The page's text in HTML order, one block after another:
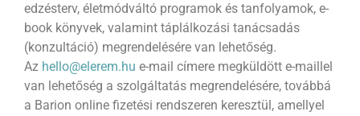
edzésterv, életmódváltó programok és tanfolyamok, e-
book könyvek, valamint táplálkozási tanácsadás
(konzultáció) megrendelésére van lehetőség.
Az hello@elerem.hu e-mail címere megküldött e-maillel
van lehetőség a szolgáltatás megrendelésére, továbbá
a Barion online fizetési rendszeren keresztül, amellyel